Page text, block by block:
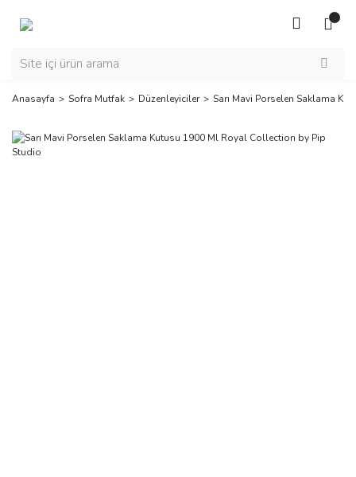
Anasayfa Sofra Mutfak Düzenleyiciler Sarı Mavi Porselen Saklama